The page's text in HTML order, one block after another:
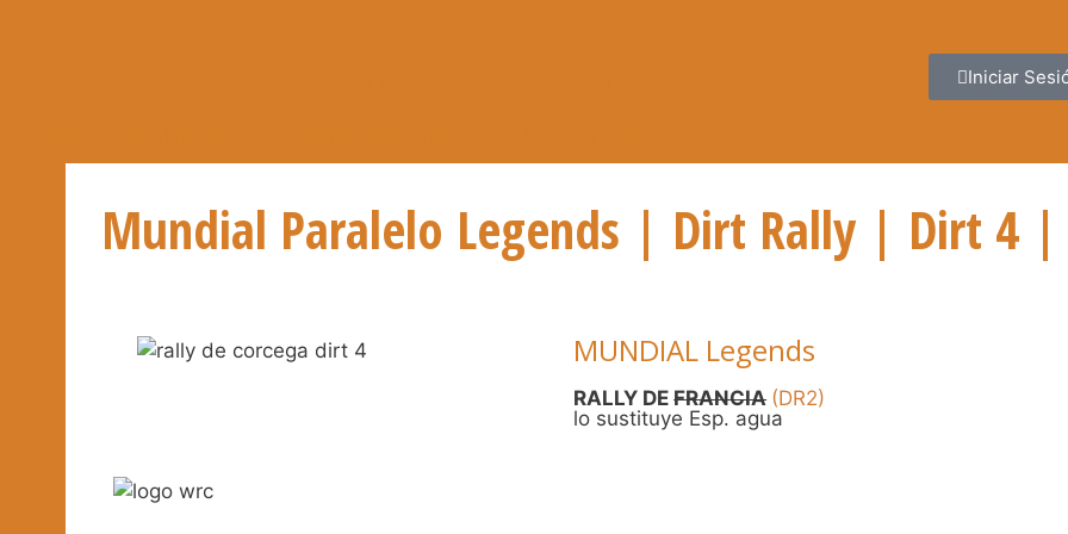
Iniciar
Mundial Paralelo Legends | Dirt Rally | Dirt 4 |
MUNDIAL Legends
RALLY DEFRANCIA (DR2)
lo sustituye Esp. agua